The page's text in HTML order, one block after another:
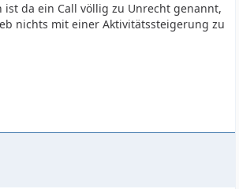
ist da ein Call völlig zu Unrecht genannt,
nichts mit einer Aktivitätssteigerung zu